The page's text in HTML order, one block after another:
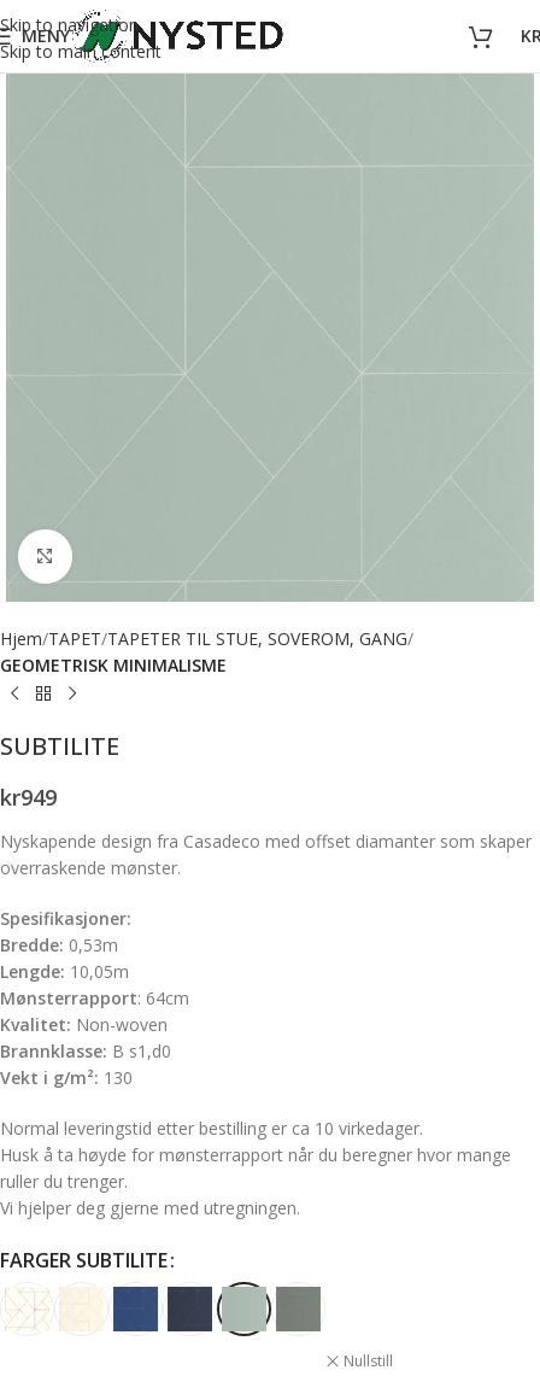
Skip to navigation
Skip to main content
MENY
Forstørr bilde
Hjem TAPET TAPETER TIL STUE, SOVEROM, GANG
GEOMETRISK MINIMALISME
SUBTILITE
kr949
Nyskapende design fra Casadeco med offset diamanter som skaper
overraskende mønster.
Spesifikasjoner:
Bredde: 0,53m
Lengde: 10,05m
Mønsterrapport: 64cm
Kvalitet: Non-woven
Brannklasse: B s1,d0
Vekt i g/m²: 130
Normal leveringstid etter bestilling er ca 10 virkedager.
Husk å ta høyde for mønsterrapport når du beregner hvor mange
ruller du trenger.
Vi hjelper deg gjerne med utregningen.
FARGER SUBTILITE
Nullstill